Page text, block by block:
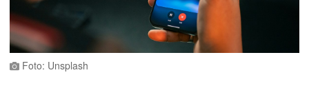
Foto: Unsplash